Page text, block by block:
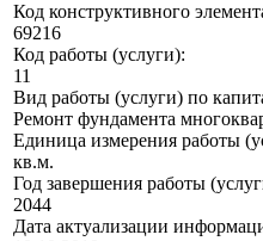
Код конструктивного
69216
Код работы (услуги):
11
Вид работы (услуги) по
Ремонт фундамента
Единица измерения работы
кв.м.
Год завершения работы
2044
Дата актуализации